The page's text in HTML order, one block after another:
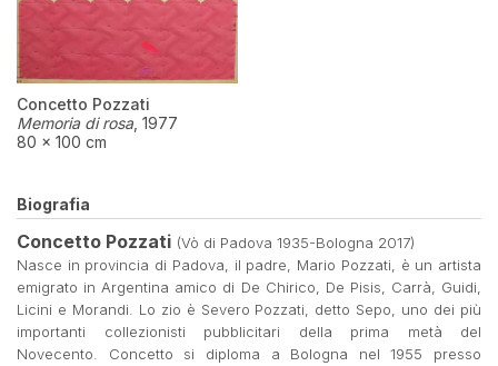
Concetto Pozzati
Memoria di rosa 1977
80 × 100 cm
Biografia
Concetto Pozzati (Vò di Padova 1935-Bologna 2017)
Nasce in provincia di Padova, il padre, Mario Pozzati, è un artista
emigrato in Argentina amico di De Chirico, De Pisis, Carrà, Guidi,
Licini e Morandi. Lo zio è Severo Pozzati, detto Sepo, uno dei più
importanti collezionisti pubblicitari della prima metà del
Novecento. Concetto si diploma a Bologna nel 1955 presso